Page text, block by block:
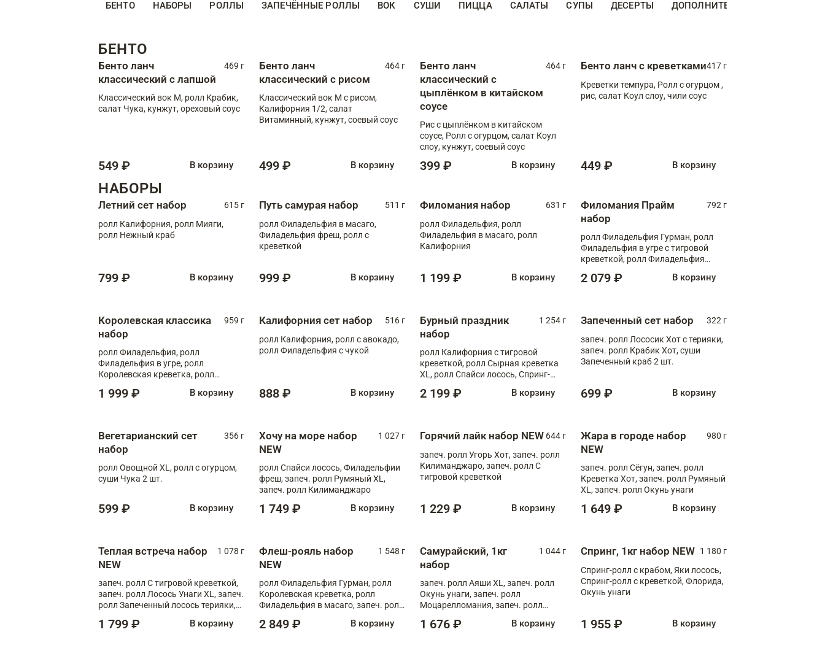
БЕНТО НАБОРЫ РОЛЛЫ ЗАПЕЧЁННЫЕ РОЛЛЫ ВОК СУШИ ПИЦЦА САЛАТЫ СУПЫ ДЕСЕРТЫ ДОПОЛНИТЕЛЬНО
БЕНТО
Бенто ланч
классический с лапшой
469 г
Классический вок М, ролл Крабик,
салат Чука, кунжут, ореховый соус
549 ₽ В корзину
Бенто ланч
классический с рисом
464 г
Классический вок М с рисом,
Калифорния 1/2, салат
Витаминный, кунжут, соевый соус
499 ₽ В корзину
Бенто ланч
классический с
цыплёнком в китайском
соусе
464 г
Рис с цыплёнком в китайском
соусе, Ролл с огурцом, салат Коул
слоу, кунжут, соевый соус
399 ₽ В корзину
Бенто ланч с креветками417 г
Креветки темпура, Ролл с огурцом ,
рис, салат Коул слоу, чили соус
449 ₽ В корзину
НАБОРЫ
Летний сет набор
615 г
ролл Калифорния, ролл Мияги,
ролл Нежный краб
799 ₽ В корзину
Путь самурая набор
511 г
ролл Филадельфия в масаго,
Филадельфия фреш, ролл с
креветкой
999 ₽ В корзину
Филомания набор
631 г
ролл Филадельфия, ролл
Филадельфия в масаго, ролл
Калифорния
1 199 ₽ В корзину
Филомания Прайм
набор
792 г
ролл Филадельфия Гурман, ролл
Филадельфия в угре с тигровой
креветкой, ролл Филадельфия
2 079 ₽ В корзину
Королевская классика
набор
959 г
ролл Филадельфия, ролл
Филадельфия в угре, ролл
Королевская креветка, ролл
1 999 ₽ В корзину
Калифорния сет набор
516 г
ролл Калифорния, ролл с авокадо,
ролл Филадельфия с чукой
888 ₽ В корзину
Бурный праздник
набор
1 254 г
ролл Калифорния с тигровой
креветкой, ролл Сырная креветка
XL, ролл Спайси лосось, Спринг-
Медовая креветка
2 199 ₽ В корзину
Запеченный сет набор
322 г
запеч. ролл Лососик Хот с терияки,
запеч. ролл Крабик Хот, суши
Запеченный краб 2 шт.
699 ₽ В корзину
Вегетарианский сет
набор
356 г
ролл Овощной XL, ролл с огурцом,
суши Чука 2 шт.
599 ₽ В корзину
Хочу на море набор
NEW
1 027 г
ролл Спайси лосось, Филадельфии
фреш, запеч. ролл Румяный XL,
запеч. ролл Килиманджаро
1 749 ₽ В корзину
Горячий лайк набор NEW 644 г
запеч. ролл Угорь Хот, запеч. ролл
Килиманджаро, запеч. ролл С
тигровой креветкой
1 229 ₽ В корзину
Жара в городе набор
NEW
980 г
запеч. ролл Сёгун, запеч. ролл
Креветка Хот, запеч. ролл Румяный
XL, запеч. ролл Окунь унаги
1 649 ₽ В корзину
Теплая встреча набор
NEW
1 078 г
запеч. ролл С тигровой креветкой,
запеч. ролл Лосось Унаги XL, запеч.
ролл Запеченный лосось терияки,
1 799 ₽ В корзину
Флеш-рояль набор
NEW
1 548 г
ролл Филадельфия Гурман, ролл
Королевская креветка, ролл
Филадельфия в масаго, запеч. ролл
Тигровая креветка с моцареллой,
2 849 ₽ В корзину
Самурайский, 1кг
набор
1 044 г
запеч. ролл Аяши XL, запеч. ролл
Окунь унаги, запеч. ролл
Моцарелломания, запеч. ролл
1 676 ₽ В корзину
Спринг, 1кг набор NEW 1 180 г
Спринг-ролл с крабом, Яки лосось,
Спринг-ролл с креветкой, Флорида,
Окунь унаги
1 955 ₽ В корзину